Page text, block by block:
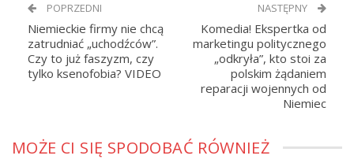
POPRZEDNI
Niemieckie firmy nie chcą
zatrudniać „uchodźców”.
Czy to już faszyzm, czy
tylko ksenofobia? VIDEO
NASTĘPNY
Komedia! Ekspertka od
marketingu politycznego
„odkryła”, kto stoi za
polskim żądaniem
reparacji wojennych od
Niemiec
MOŻE CI SIĘ SPODOBAĆ RÓWNIEŻ